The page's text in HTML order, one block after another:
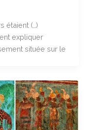
étaient (…)
expliquer
située sur le